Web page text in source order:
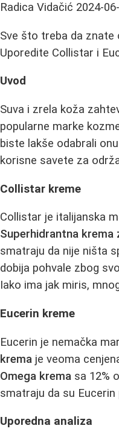
Radica Vidačić 2024-
Sve što treba da znate
Uporedite Collistar i
Uvod
Suva i zrela koža
popularne marke
biste lakše odabrali
korisne savete za
Collistar kreme
Collistar je italijanska
Superhidrantna krema
smatraju da nije ništa
dobija pohvale zbog
Iako ima jak miris,
Eucerin kreme
Eucerin je nemačka
krema je veoma
Omega krema sa 12%
smatraju da su
Uporedna analiza